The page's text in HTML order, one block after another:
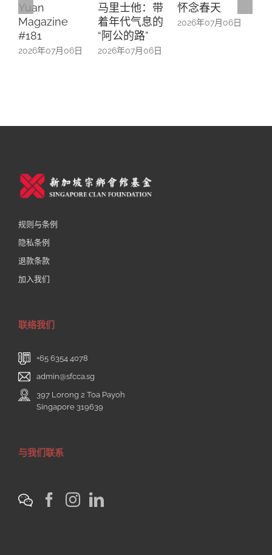
Yuan
Magazine
#181
2026年07月06日
马里士他：带
着年代气息的
“阿公的路”
2026年07月06日
怀念春天
2026年07月06日
规则与条例
隐私条例
退款条款
加入我们
联络我们
+65 6354 4078
admin@sfcca.sg
397 Lorong 2 Toa Payoh
Singapore 319639
与我们联系